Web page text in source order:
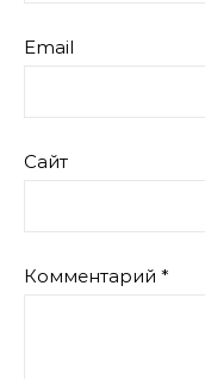
Email
Сайт
Комментарий *